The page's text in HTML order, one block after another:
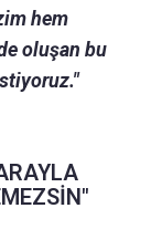
hem
oluşan bu